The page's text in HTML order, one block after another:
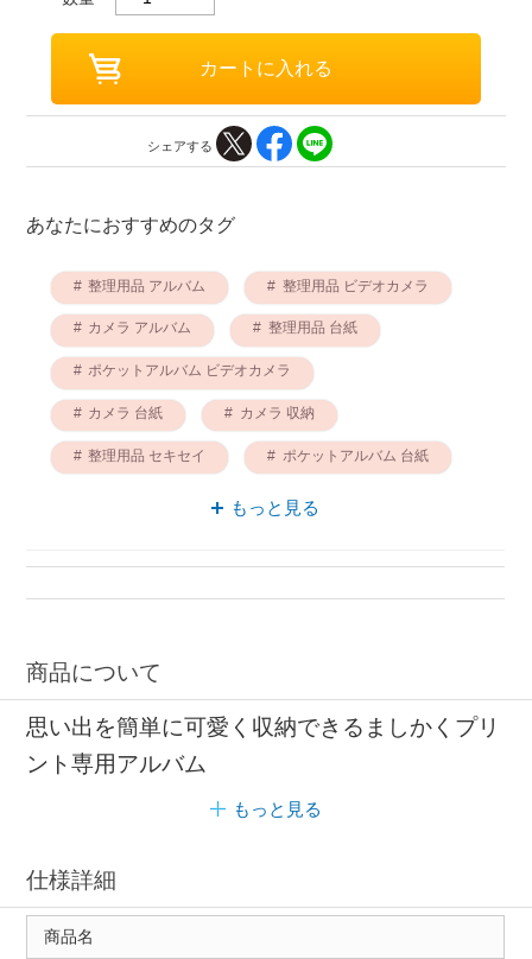
シェアする
あなたにおすすめのタグ
整理用品 アルバム 整理用品 ビデオカメラ
カメラ アルバム 整理用品 台紙
ポケットアルバム ビデオカメラ
カメラ 台紙 カメラ 収納
整理用品 セキセイ ポケットアルバム 台紙
もっと見る
商品について
思い出を簡単に可愛く収納できるましかくプリ
ント専用アルバム
もっと見る
仕様詳細
商品名